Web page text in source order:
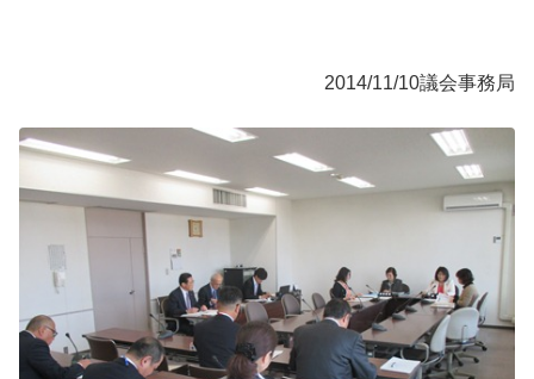
2014/11/10議会事務局